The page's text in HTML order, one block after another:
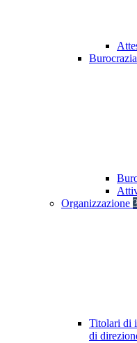
Organizzazione
Titolari di
di